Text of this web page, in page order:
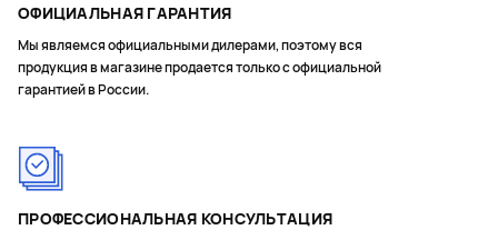
ОФИЦИАЛЬНАЯ ГАРАНТИЯ
Мы являемся официальными дилерами, поэтому вся
продукция в магазине продается только с официальной
гарантией в России.
ПРОФЕССИОНАЛЬНАЯ КОНСУЛЬТАЦИЯ